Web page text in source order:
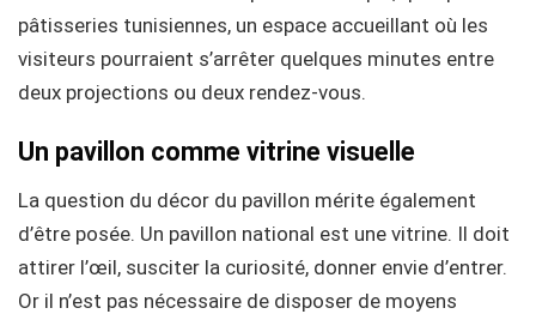
pâtisseries tunisiennes, un espace accueillant où les
visiteurs pourraient s’arrêter quelques minutes entre
deux projections ou deux rendez-vous.
Un pavillon comme vitrine visuelle
La question du décor du pavillon mérite également
d’être posée. Un pavillon national est une vitrine. Il doit
attirer l’œil, susciter la curiosité, donner envie d’entrer.
Or il n’est pas nécessaire de disposer de moyens